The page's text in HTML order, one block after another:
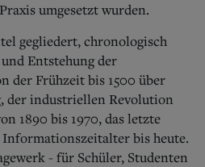
umgesetzt wurden.
gegliedert, chronologisch
Entstehung der
der Frühzeit bis 1500 über
der industriellen Revolution
1890 bis 1970, das letzte
bis heute.
- für Schüler, Studenten